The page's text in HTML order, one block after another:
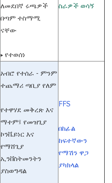
ለመደበኛ ሩጫዎች
በጣም ተስማሚ
ናቸው
▸ የተወሰነ
ስራዎች ወሳኝ
አብሮ የተሰራ - ምንም
ተጨማሪ ጣቢያ የለም
የተዋሃደ መቅረጽ እና
ማተም፤ የመዝጊያ
ኮንቬይነር እና
የማሸጊያ
ኢንቨስትመንትን
ያስወግዳል
FFS
በከፊል
ከፍተኛውን
የማሽን ዋጋ
ያካክላል